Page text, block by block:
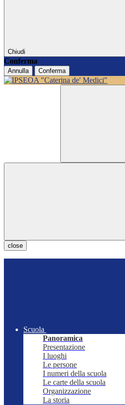
Chiudi
Conferma
Annulla Conferma
close
Scuola
Panoramica
Presentazione
I luoghi
Le persone
I numeri della scuola
Le carte della scuola
Organizzazione
La storia